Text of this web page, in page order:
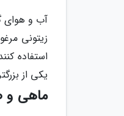
آب و هوای
زیتونی
استفاده
یکی از
ماهی